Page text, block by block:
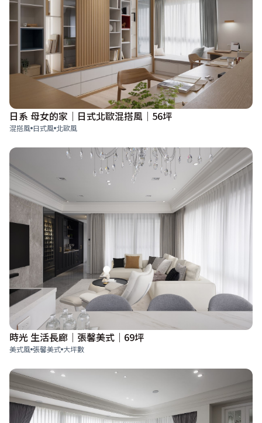
日系 母女的家｜日式北歐混搭風｜56坪
混搭風 日式風 北歐風
時光 生活長廊｜張馨美式｜69坪
美式風 張馨美式 大坪數